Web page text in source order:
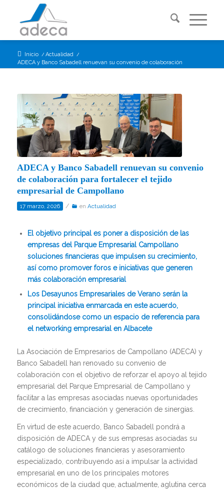
Inicio / Actualidad /
ADECA y Banco Sabadell renuevan su convenio de colaboración para fortalecer
ADECA y Banco Sabadell renuevan su convenio
de colaboración para fortalecer el tejido
empresarial de Campollano
17 marzo, 2026 / en Actualidad
El objetivo principal es poner a disposición de las
empresas del Parque Empresarial Campollano
soluciones financieras que impulsen su crecimiento,
así como promover foros e iniciativas que generen
más colaboración empresarial
Los Desayunos Empresariales de Verano serán la
principal iniciativa enmarcada en este acuerdo,
consolidándose como un espacio de referencia para
el networking empresarial en Albacete
La Asociación de Empresarios de Campollano (ADECA) y
Banco Sabadell han renovado su convenio de
colaboración con el objetivo de reforzar el apoyo al tejido
empresarial del Parque Empresarial de Campollano y
facilitar a las empresas asociadas nuevas oportunidades
de crecimiento, financiación y generación de sinergias.
En virtud de este acuerdo, Banco Sabadell pondrá a
disposición de ADECA y de sus empresas asociadas su
catálogo de soluciones financieras y asesoramiento
especializado, contribuyendo así a impulsar la actividad
empresarial en uno de los principales motores
económicos de la ciudad que, actualmente, aglutina cerca